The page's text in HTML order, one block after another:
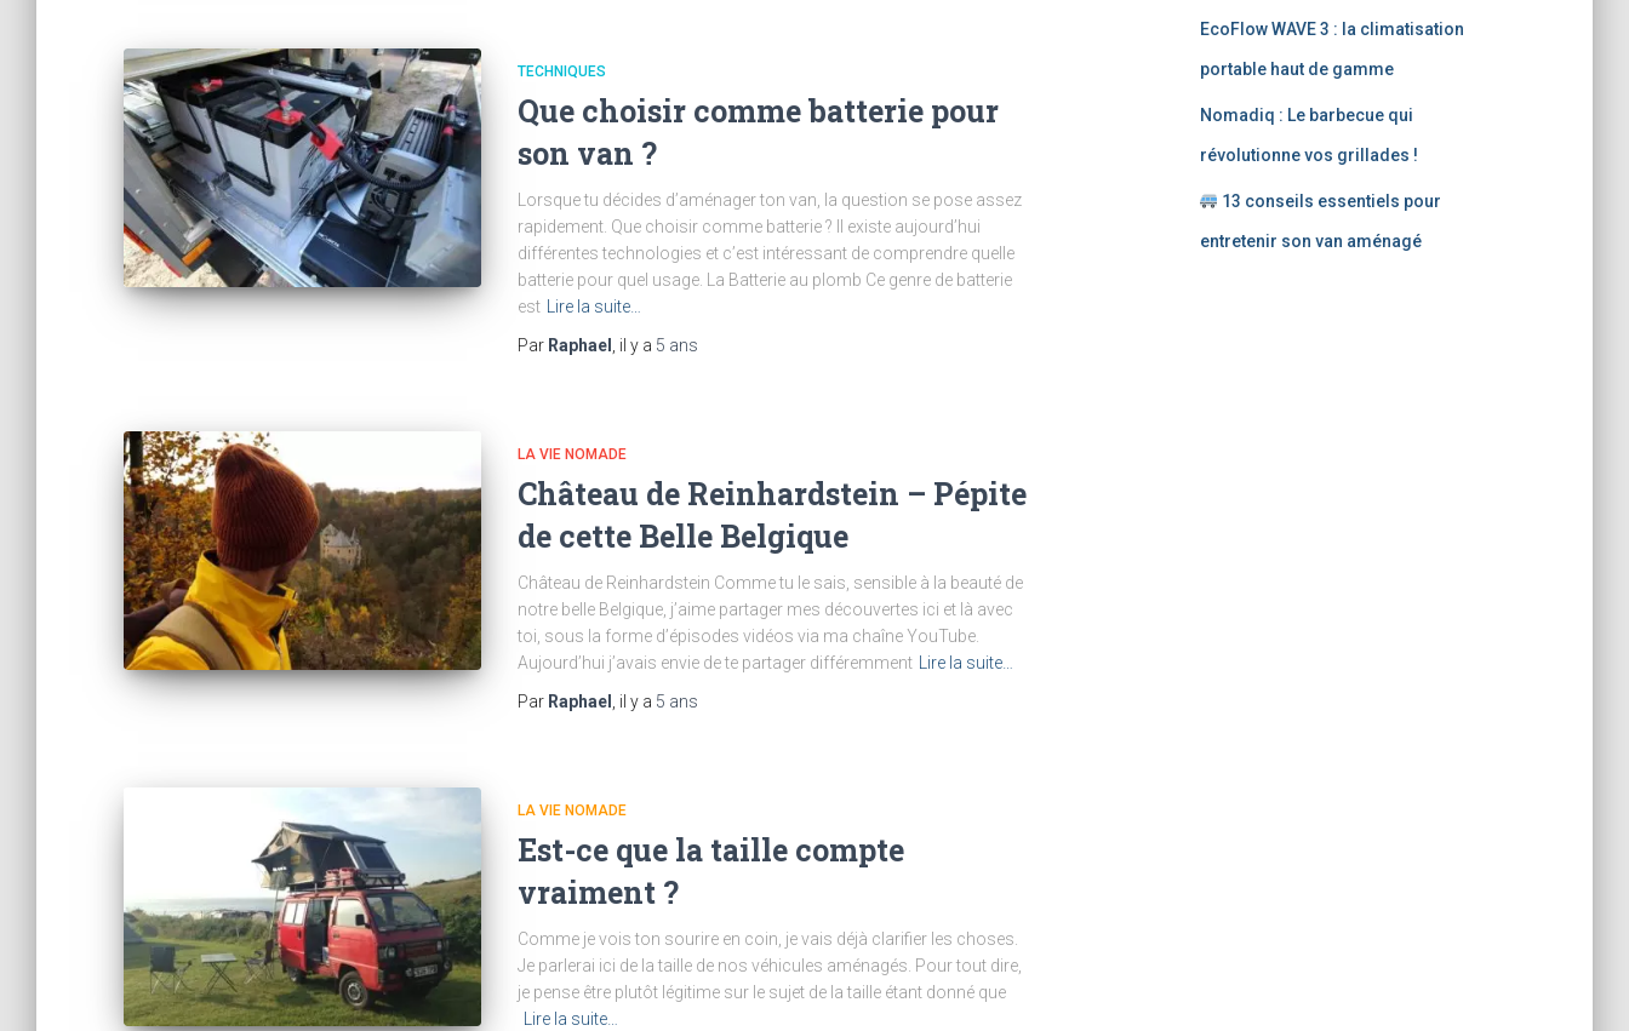
TECHNIQUES
Que choisir comme batterie pour
son van ?
Lorsque tu décides d’aménager ton van, la question se pose assez
rapidement. Que choisir comme batterie ? Il existe aujourd’hui
différentes technologies et c’est intéressant de comprendre quelle
batterie pour quel usage. La Batterie au plomb Ce genre de batterie
est
Lire la suite…
Par Raphael , il y a 5 ans
LA VIE NOMADE
Château de Reinhardstein – Pépite
de cette Belle Belgique
Château de Reinhardstein Comme tu le sais, sensible à la beauté de
notre belle Belgique, j’aime partager mes découvertes ici et là avec
toi, sous la forme d’épisodes vidéos via ma chaîne YouTube.
Aujourd’hui j’avais envie de te partager différemment
Lire la suite…
Par Raphael , il y a 5 ans
LA VIE NOMADE
Est-ce que la taille compte
vraiment ?
Comme je vois ton sourire en coin, je vais déjà clarifier les choses.
Je parlerai ici de la taille de nos véhicules aménagés. Pour tout dire,
je pense être plutôt légitime sur le sujet de la taille étant donné que
Lire la suite…
EcoFlow WAVE 3 : la climatisation
portable haut de gamme
Nomadiq : Le barbecue qui
révolutionne vos grillades !
13 conseils essentiels pour
entretenir son van aménagé